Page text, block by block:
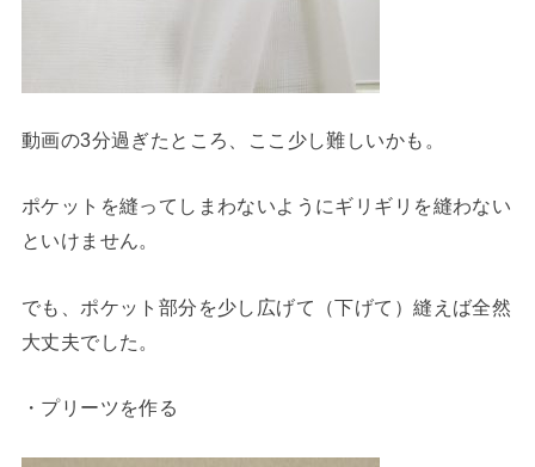
動画の3分過ぎたところ、ここ少し難しいかも。
ポケットを縫ってしまわないようにギリギリを縫わない
といけません。
でも、ポケット部分を少し広げて（下げて）縫えば全然
大丈夫でした。
・プリーツを作る